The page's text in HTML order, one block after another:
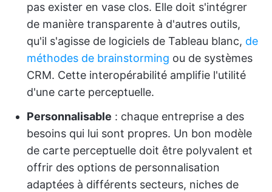
pas exister en vase clos. Elle doit s'intégrer
de manière transparente à d'autres outils,
qu'il s'agisse de logiciels de Tableau blanc, de
méthodes de brainstorming ou de systèmes
CRM. Cette interopérabilité amplifie l'utilité
d'une carte perceptuelle.
Personnalisable : chaque entreprise a des
besoins qui lui sont propres. Un bon modèle
de carte perceptuelle doit être polyvalent et
offrir des options de personnalisation
adaptées à différents secteurs, niches de